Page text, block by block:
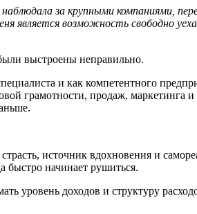
, наблюдала за крупными компаниями
является возможность свободно
выстроены неправильно.
и как компетентного
грамотности, продаж, маркетинга
источник вдохновения и
быстро начинает рушиться.
уровень доходов и структуру